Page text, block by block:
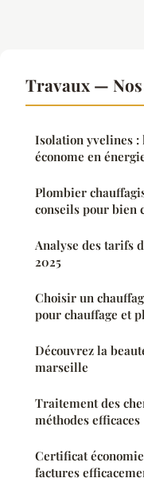
Travaux —
Isolation yvelines :
économe en
Plombier
conseils pour bien
Analyse des tarifs
2025
Choisir un
pour chauffage et
Découvrez la
marseille
Traitement des
méthodes efficaces
Certificat
factures